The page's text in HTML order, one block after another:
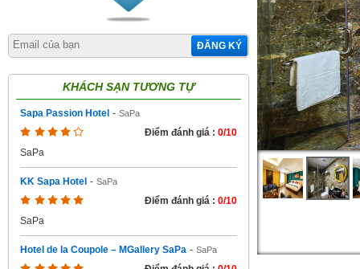
ĐĂNG KÝ
KHÁCH SẠN TƯƠNG TỰ
Sapa Passion Hotel - SaPa
Điểm đánh giá : 0/10
SaPa
KK Sapa Hotel - SaPa
Điểm đánh giá : 0/10
SaPa
Hotel de la Coupole – MGallery SaPa - SaPa